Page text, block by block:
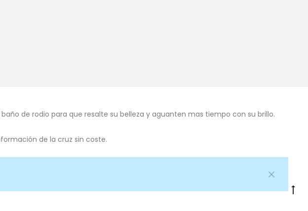
de rodio para que resalte su belleza y aguanten mas tiempo con su brillo.
de la cruz sin coste.